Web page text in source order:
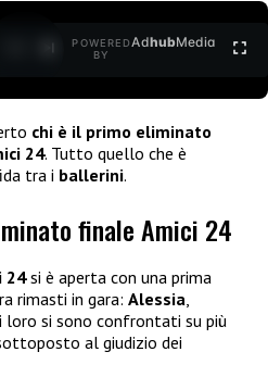
POWERED
BY
AdhubMedia
chi è il primo eliminato
24. Tutto quello che è
tra i ballerini.
finale Amici 24
24si è aperta con una prima
rimasti in gara: Alessia,
loro si sono confrontati su più
al giudizio dei